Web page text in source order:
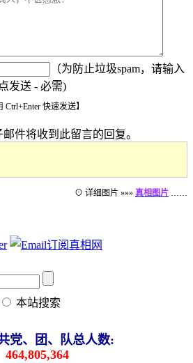
（为防止垃圾spam，请输入
发送 - 必需)
Ctrl+Enter 快速发送】
件将收到此留言的回复。
⊙ 详细图片 »»» 真相图片 ……
本站搜索
党、团、队总人数:
464,805,364